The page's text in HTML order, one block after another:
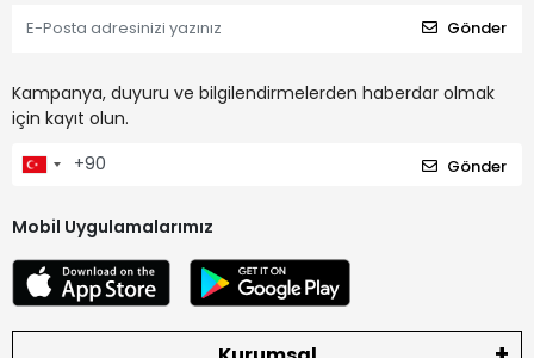
Gönder
Kampanya, duyuru ve bilgilendirmelerden haberdar olmak
için kayıt olun.
Gönder
Mobil Uygulamalarımız